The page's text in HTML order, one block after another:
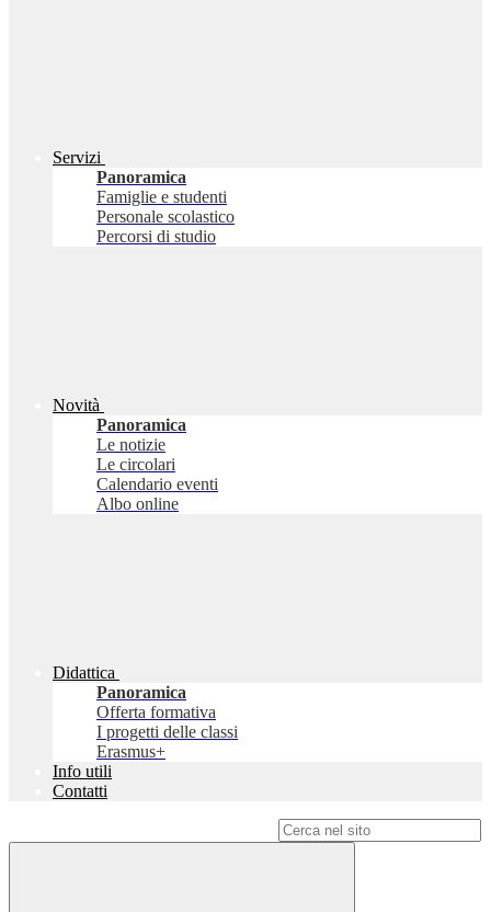
Servizi
Panoramica
Famiglie e studenti
Personale scolastico
Percorsi di studio
Novità
Panoramica
Le notizie
Le circolari
Calendario eventi
Albo online
Didattica
Panoramica
Offerta formativa
I progetti delle classi
Erasmus+
Info utili
Contatti